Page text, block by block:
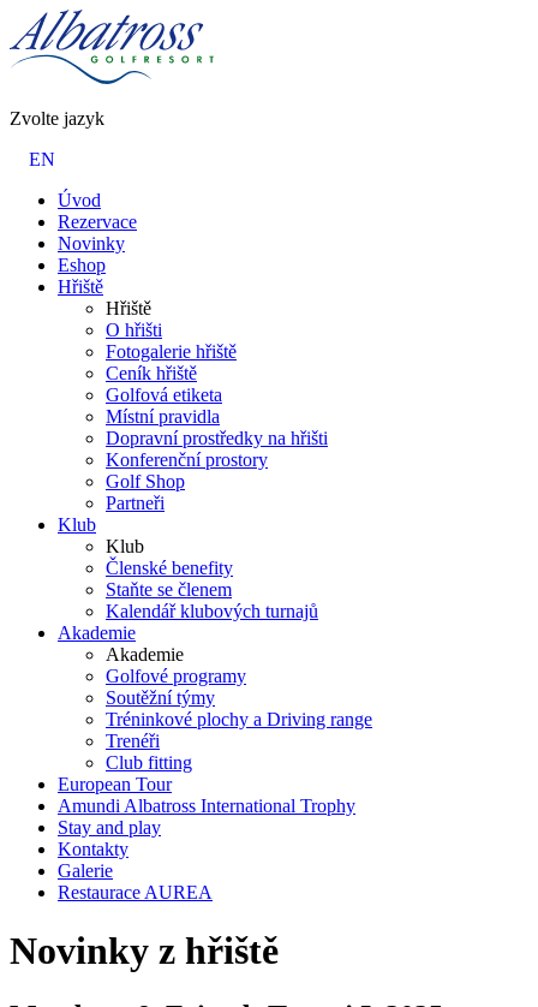
Zvolte jazyk
EN
Úvod
Rezervace
Novinky
Eshop
Hřiště
Hřiště
O hřišti
Fotogalerie hřiště
Ceník hřiště
Golfová etiketa
Místní pravidla
Dopravní prostředky na hřišti
Konferenční prostory
Golf Shop
Partneři
Klub
Klub
Členské benefity
Staňte se členem
Kalendář klubových turnajů
Akademie
Akademie
Golfové programy
Soutěžní týmy
Tréninkové plochy a Driving range
Trenéři
Club fitting
European Tour
Amundi Albatross International Trophy
Stay and play
Kontakty
Galerie
Restaurace AUREA
Novinky z hřiště